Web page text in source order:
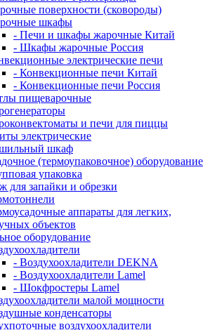
поверхности (сковороды)
шкафы
- Печи и шкафы жарочные Китай
- Шкафы жарочные Россия
электрические печи
- Конвекционные печи Китай
- Конвекционные печи Россия
пищеварочные
и печи для пиццы
электрические
шкаф
(термоупаковочное) оборудование
упаковка
для запайки и обрезки
аппараты для легких,
объектов
оборудование
- Воздухоохладители DEKNA
- Воздухоохладители Lamel
- Шокфростеры Lamel
малой мощности
конденсаторы
воздухоохладители